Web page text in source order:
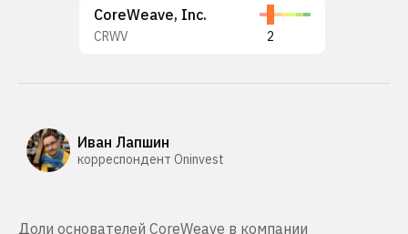
CoreWeave, Inc.
CRWV 2
Иван Лапшин
корреспондент Oninvest
Доли основателей CoreWeave в компании